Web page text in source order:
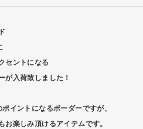
セントになる
が入荷致しました！
イントになるボーダーですが、
楽しみ頂けるアイテムです。